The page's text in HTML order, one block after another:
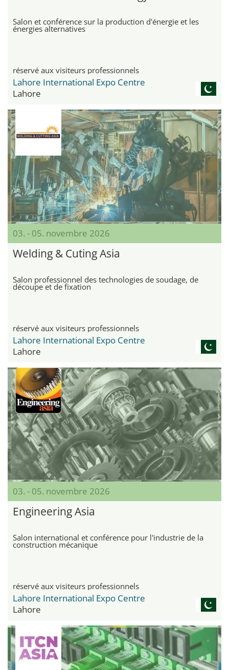
Salon et conférence sur la production d'énergie et les
énergies alternatives
réservé aux visiteurs professionnels
Lahore International Expo Centre
Lahore
03. - 05. novembre 2026
Welding & Cuting Asia
Salon professionnel des technologies de soudage, de
découpe et de fixation
réservé aux visiteurs professionnels
Lahore International Expo Centre
Lahore
03. - 05. novembre 2026
Engineering Asia
Salon international et conférence pour l'industrie de la
construction mécanique
réservé aux visiteurs professionnels
Lahore International Expo Centre
Lahore